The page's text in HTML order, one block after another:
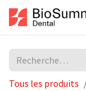
Se rendre au contenu
Tous les produits